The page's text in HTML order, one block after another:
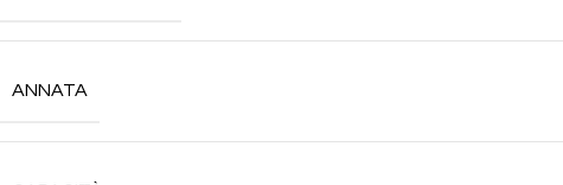
ANNATA